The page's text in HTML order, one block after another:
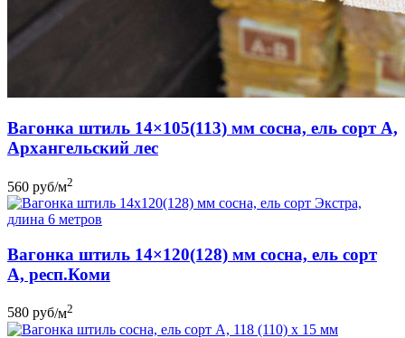
Вагонка штиль 14×105(113) мм сосна, ель сорт A,
Архангельский лес
560 руб/м2
Вагонка штиль 14×120(128) мм сосна, ель сорт
A, респ.Коми
580 руб/м2